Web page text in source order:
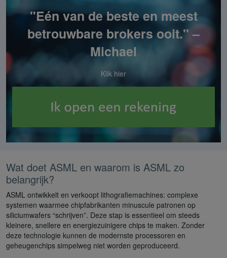
"Eén van de beste en meest
betrouwbare brokers ooit." –
Michael
Klik hier
Wat doet ASML en waarom is ASML zo
belangrijk?
ASML ontwikkelt en verkoopt lithografiemachines: complexe
systemen waarmee chipfabrikanten minuscule patronen op
siliciumwafers “schrijven”. Deze stap is essentieel om steeds
kleinere, snellere en energiezuinigere chips te maken. Zonder
deze technologie kunnen de modernste processoren en
geheugenchips simpelweg niet worden geproduceerd.